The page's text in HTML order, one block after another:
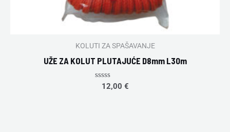
KOLUTI ZA SPAŠAVANJE
UŽE ZA KOLUT PLUTAJUĆE D8mm L30m
Rated
12,00 €